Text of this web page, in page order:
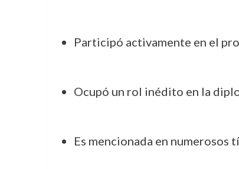
Participó activamente en el
Ocupó un rol inédito en la
Es mencionada en